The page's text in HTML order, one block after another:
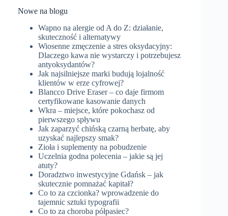
Nowe na blogu
Wapno na alergie od A do Z: działanie,
skuteczność i alternatywy
Wiosenne zmęczenie a stres oksydacyjny:
Dlaczego kawa nie wystarczy i potrzebujesz
antyoksydantów?
Jak najsilniejsze marki budują lojalność
klientów w erze cyfrowej?
Blancco Drive Eraser – co daje firmom
certyfikowane kasowanie danych
Wkra – miejsce, które pokochasz od
pierwszego spływu
Jak zaparzyć chińską czarną herbatę, aby
uzyskać najlepszy smak?
Zioła i suplementy na pobudzenie
Uczelnia godna polecenia – jakie są jej
atuty?
Doradztwo inwestycyjne Gdańsk – jak
skutecznie pomnażać kapitał?
Co to za czcionka? wprowadzenie do
tajemnic sztuki typografii
Co to za choroba półpasiec?